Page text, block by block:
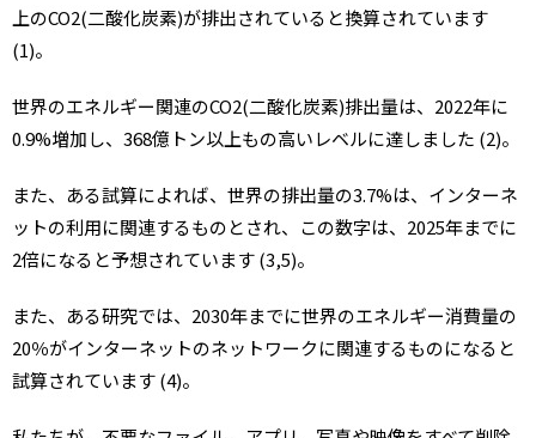
上のCO2(二酸化炭素)が排出されていると換算されています
(1)。
世界のエネルギー関連のCO2(二酸化炭素)排出量は、2022年に
0.9%増加し、368億トン以上もの高いレベルに達しました (2)。
また、ある試算によれば、世界の排出量の3.7%は、インターネ
ットの利用に関連するものとされ、この数字は、2025年までに
2倍になると予想されています (3,5)。
また、ある研究では、2030年までに世界のエネルギー消費量の
20％がインターネットのネットワークに関連するものになると
試算されています (4)。